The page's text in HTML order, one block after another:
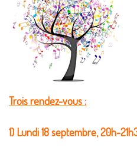
Trois rendez-vous :
1) Lundi 18 septembre, 20h-